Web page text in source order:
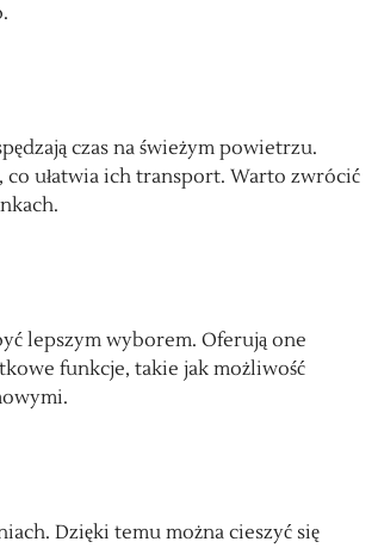
czas na świeżym powietrzu.
ułatwia ich transport. Warto zwrócić
lepszym wyborem. Oferują one
funkcje, takie jak możliwość
Dzięki temu można cieszyć się